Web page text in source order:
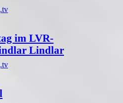
im LVR-
Lindlar